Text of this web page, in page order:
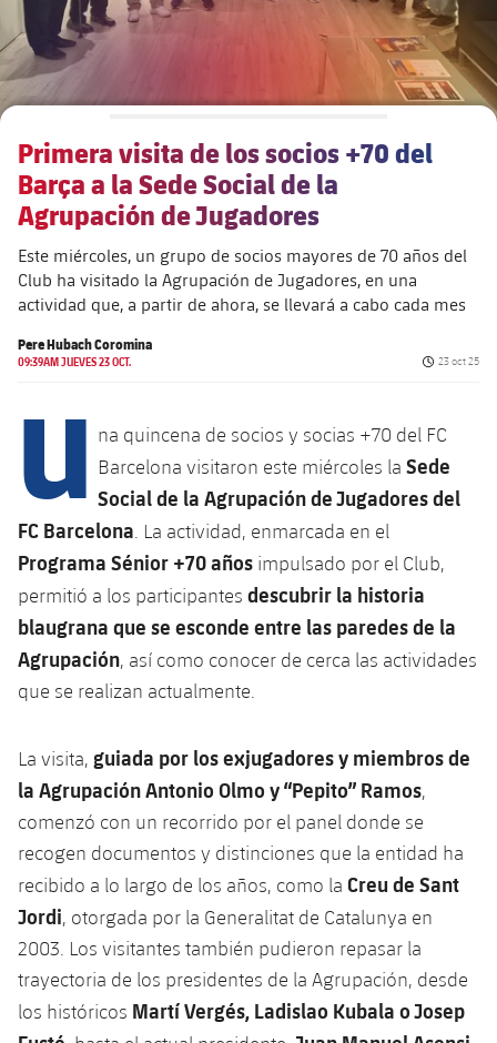
Presidentes
Transparencia
Alianzas
Residencias para la Gente Mayor
Código ético
Primera visita de los socios +70 del
Barça a la Sede Social de la
Agrupación de Jugadores
Este miércoles, un grupo de socios mayores de 70 años del
Club ha visitado la Agrupación de Jugadores, en una
actividad que, a partir de ahora, se llevará a cabo cada mes
Pere Hubach Coromina
09:39AM JUEVES 23 OCT. Fecha de
23 oct 25
U na quincena de socios y socias +70 del FC
Barcelona visitaron este miércoles la Sede
Social de la Agrupación de Jugadores del
FC Barcelona . La actividad, enmarcada en el
Programa Sénior +70 años impulsado por el Club,
permitió a los participantes descubrir la historia
blaugrana que se esconde entre las paredes de la
Agrupación, así como conocer de cerca las actividades
que se realizan actualmente.
La visita, guiada por los exjugadores y miembros de
la Agrupación Antonio Olmo y “Pepito” Ramos,
comenzó con un recorrido por el panel donde se
recogen documentos y distinciones que la entidad ha
recibido a lo largo de los años, como la Creu de Sant
Jordi, otorgada por la Generalitat de Catalunya en
2003. Los visitantes también pudieron repasar la
trayectoria de los presidentes de la Agrupación, desde
los históricos Martí Vergés, Ladislao Kubala o Josep